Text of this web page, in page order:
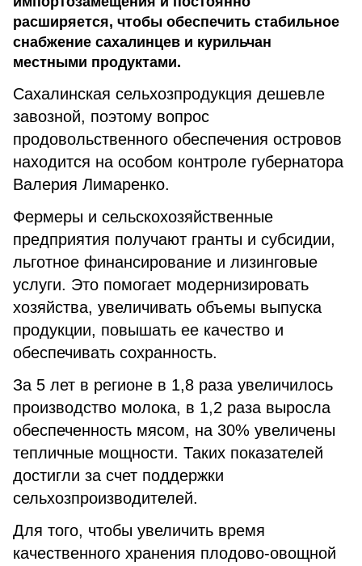
расширяется, чтобы обеспечить стабильное
снабжение сахалинцев и курильчан
местными продуктами.
Сахалинская сельхозпродукция дешевле
завозной, поэтому вопрос
продовольственного обеспечения островов
находится на особом контроле губернатора
Валерия Лимаренко.
Фермеры и сельскохозяйственные
предприятия получают гранты и субсидии,
льготное финансирование и лизинговые
услуги. Это помогает модернизировать
хозяйства, увеличивать объемы выпуска
продукции, повышать ее качество и
обеспечивать сохранность.
За 5 лет в регионе в 1,8 раза увеличилось
производство молока, в 1,2 раза выросла
обеспеченность мясом, на 30% увеличены
тепличные мощности. Таких показателей
достигли за счет поддержки
сельхозпроизводителей.
Для того, чтобы увеличить время
качественного хранения плодово-овощной